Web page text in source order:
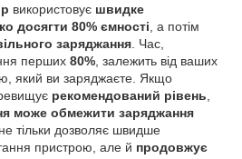
використовує швидке
досягти 80% ємності , а потім
заряджання . Час,
перших 80% , залежить від ваших
який ви заряджаєте. Якщо
рекомендований рівень
може обмежити заряджання
не тільки дозволяє швидше
пристрою, але й продовжує